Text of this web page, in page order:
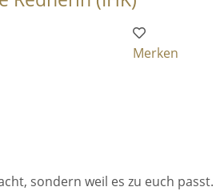
Merken
sondern weil es zu euch passt.